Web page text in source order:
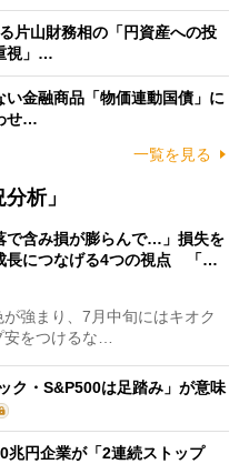
片山財務相の「円資産への投
視」…
金融商品「物価連動国債」に
せ…
一覧を見る
析」
で含み損が膨らんで…」損失を
長につなげる4つの視点 「…
強まり、7月中旬にはキオク
をつけるな…
ク・S&P500は足踏み」が意味
兆円企業が「2連続ストップ